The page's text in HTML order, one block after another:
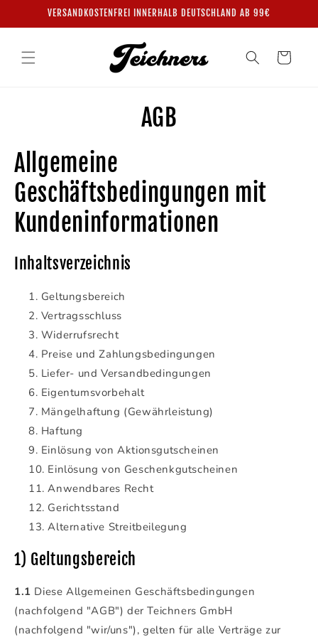
Inhalt
VERSANDKOSTENFREI INNERHALB DEUTSCHLAND AB 99€
Warenkorb
AGB
Allgemeine
Geschäftsbedingungen mit
Kundeninformationen
Inhaltsverzeichnis
Geltungsbereich
Vertragsschluss
Widerrufsrecht
Preise und Zahlungsbedingungen
Liefer- und Versandbedingungen
Eigentumsvorbehalt
Mängelhaftung (Gewährleistung)
Haftung
Einlösung von Aktionsgutscheinen
Einlösung von Geschenkgutscheinen
Anwendbares Recht
Gerichtsstand
Alternative Streitbeilegung
1) Geltungsbereich
1.1 Diese Allgemeinen Geschäftsbedingungen
(nachfolgend "AGB") der Teichners GmbH
(nachfolgend "wir/uns"), gelten für alle Verträge zur